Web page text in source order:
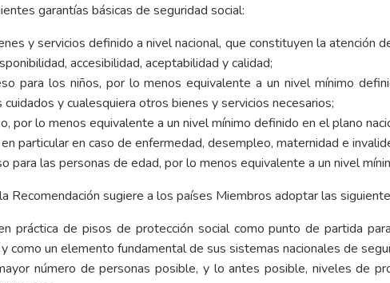
garantías básicas de seguridad social:
y servicios definido a nivel nacional, que constituyen la atención
accesibilidad, aceptabilidad y calidad;
para los niños, por lo menos equivalente a un nivel mínimo
cuidados y cualesquiera otros bienes y servicios necesarios;
por lo menos equivalente a un nivel mínimo definido en el plano
particular en caso de enfermedad, desempleo, maternidad e
para las personas de edad, por lo menos equivalente a un nivel
Recomendación sugiere a los países Miembros adoptar las
práctica de pisos de protección social como punto de partida
como un elemento fundamental de sus sistemas nacionales de
número de personas posible, y lo antes posible, niveles de